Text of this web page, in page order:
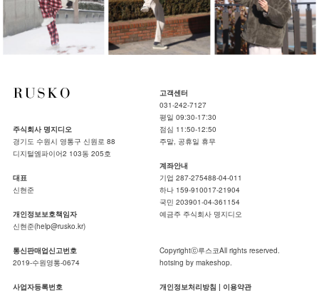
주식회사 명지디오
경기도 수원시 영통구 신원로 88
디지털엠파이어2 103동 205호
대표
신현준
개인정보보호책임자
신현준(help@rusko.kr)
통신판매업신고번호
2019-수원영통-0674
사업자등록번호
고객센터
031-242-7127
평일 09:30-17:30
점심 11:50-12:50
주말, 공휴일 휴무
계좌안내
기업 287-275488-04-011
하나 159-910017-21904
국민 203901-04-361154
예금주 주식회사 명지디오
Copyrightⓒ루스코All rights reserved.
hotsing by makeshop.
개인정보처리방침 | 이용약관